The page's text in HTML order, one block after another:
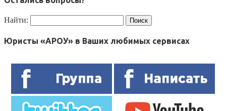
Найти:
Юристы «АРОУ» в Ваших любимых сервисах